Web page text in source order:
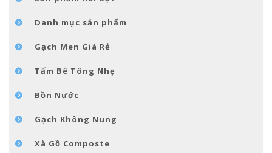
LIÊN HỆDanh mục sản phẩm
Gạch Men Giá Rẻ
Tấm Bê Tông Nhẹ
Bồn Nước
Gạch Không Nung
Xà Gồ Composte